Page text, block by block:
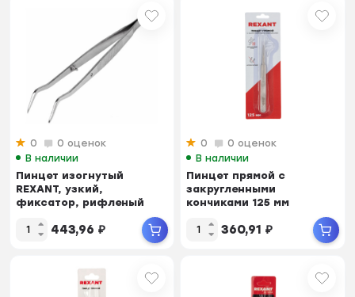
0
0 оценок
В наличии
Пинцет изогнутый
REXANT, узкий,
фиксатор, рифленый
443,96 ₽
0
0 оценок
В наличии
Пинцет прямой с
закругленными
кончиками 125 мм
360,91 ₽